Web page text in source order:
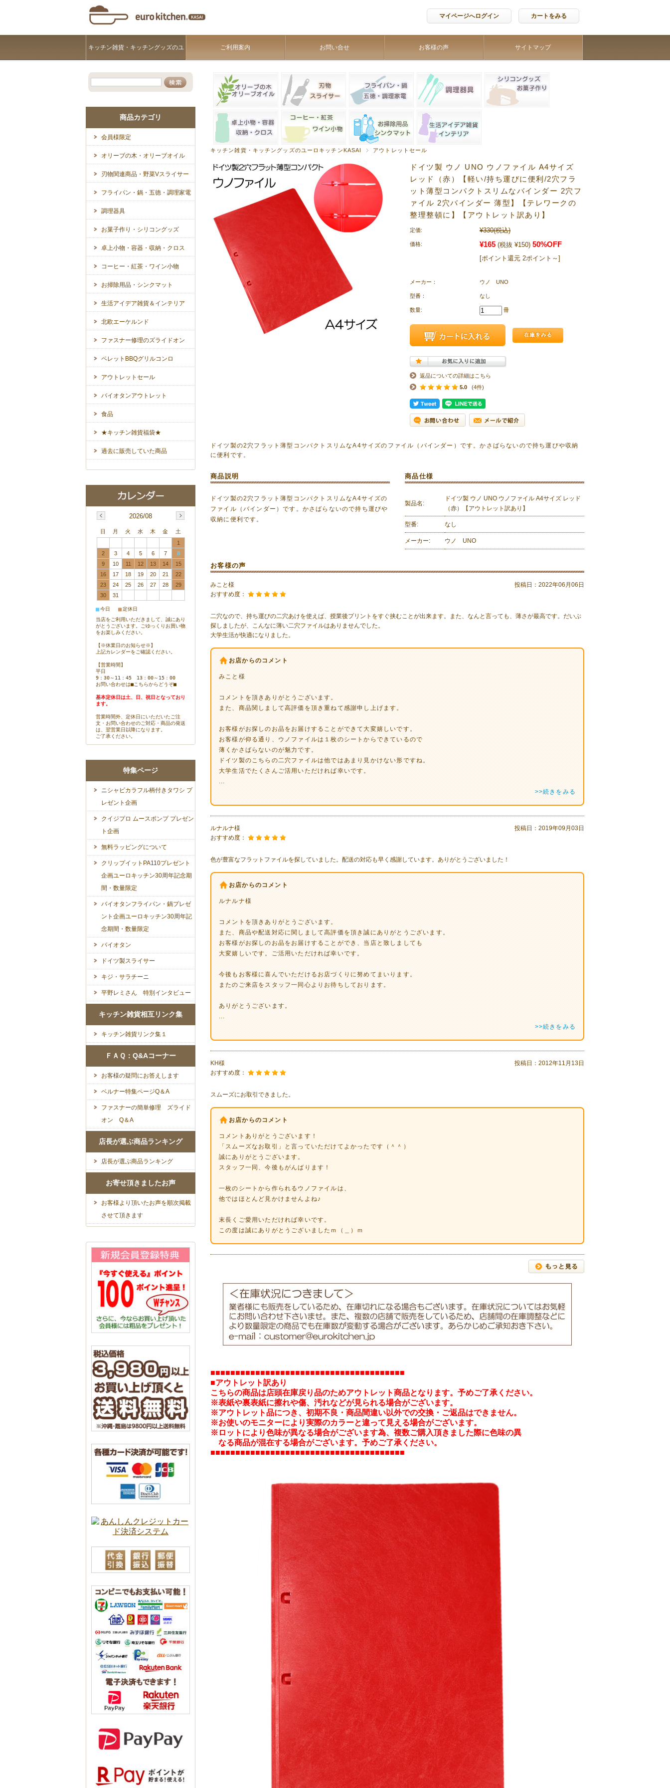
マイページへログイン カートをみる
キッチン雑貨・キッチングッズのユ
ーロキッチンKASAI
ご利用案内 お問い合せ お客様の声 サイトマップ
キッチン雑貨・キッチングッズのユーロキッチンKASAI アウトレットセール
ドイツ製 ウノ UNO ウノファイル A4サイズ
レッド（赤）【軽い/持ち運びに便利/2穴フラ
ット薄型コンパクトスリムなバインダー 2穴フ
ァイル 2穴バインダー 薄型】【テレワークの
整理整頓に】【アウトレット訳あり】
定価: ¥330(税込)
価格: ¥165 (税抜 ¥150) 50%OFF
[ポイント還元 2ポイント～]
メーカー： ウノ UNO
型番： なし
数量: 冊
返品についての詳細はこちら
5.0
(4件)
ドイツ製の2穴フラット薄型コンパクトスリムなA4サイズのファイル（バインダー）です。かさばらないので持ち運びや収納
に便利です。
商品説明
ドイツ製の2穴フラット薄型コンパクトスリムなA4サイズの
ファイル（バインダー）です。かさばらないので持ち運びや
収納に便利です。
商品仕様
製品名:
ドイツ製 ウノ UNO ウノファイル A4サイズ レッド
（赤）【アウトレット訳あり】
型番: なし
メーカー: ウノ UNO
お客様の声
みこと様 投稿日： 2022年06月06日
おすすめ度：
二穴なので、持ち運びの二穴あけを使えば、授業後プリントをすぐ挟むことが出来ます。また、なんと言っても、薄さが最高です。だいぶ
探しましたが、こんなに薄い二穴ファイルはありませんでした。
大学生活が快適になりました。
お店からのコメント
みこと様
コメントを頂きありがとうございます。
また、商品関しまして高評価を頂き重ねて感謝申し上げます。
お客様がお探しのお品をお届けすることができて大変嬉しいです。
お客様が仰る通り、ウノファイルは１枚のシートからできているので
薄くかさばらないのが魅力です。
ドイツ製のこちらの二穴ファイルは他ではあまり見かけない形ですね。
大学生活でたくさんご活用いただければ幸いです。
...
>>続きをみる
ルナルナ様 投稿日： 2019年09月03日
おすすめ度：
色が豊富なフラットファイルを探していました。配送の対応も早く感謝しています。ありがとうございました！
お店からのコメント
ルナルナ様
コメントを頂きありがとうございます。
また、商品や配送対応に関しまして高評価を頂き誠にありがとうございます。
お客様がお探しのお品をお届けすることができ、当店と致しましても
大変嬉しいです。ご活用いただければ幸いです。
今後もお客様に喜んでいただけるお店づくりに努めてまいります。
またのご来店をスタッフ一同心よりお待ちしております。
ありがとうございます。
...
>>続きをみる
KH様 投稿日： 2012年11月13日
おすすめ度：
スムーズにお取引できました。
お店からのコメント
コメントありがとうございます！
「スムーズなお取引」と言っていただけてよかったです（＾＾）
誠にありがとうございます。
スタッフ一同、今後もがんばります！
一枚のシートから作られるウノファイルは、
他ではほとんど見かけませんよね♪
末長くご愛用いただければ幸いです。
この度は誠にありがとうございましたｍ（＿）ｍ
■■■■■■■■■■■■■■■■■■■■■■■■■■■■■■■■■■■■■■■
■アウトレット訳あり
こちらの商品は店頭在庫戻り品のためアウトレット商品となります。予めご了承ください。
※表紙や裏表紙に擦れや傷、汚れなどが見られる場合がございます。
※アウトレット品につき、初期不良・商品間違い以外での交換・ご返品はできません。
※お使いのモニターにより実際のカラーと違って見える場合がございます。
※ロットにより色味が異なる場合がございます為、複数ご購入頂きました際に色味の異
なる商品が混在する場合がございます。予めご了承ください。
■■■■■■■■■■■■■■■■■■■■■■■■■■■■■■■■■■■■■■■
商品カテゴリ
会員様限定
オリーブの木・オリーブオイル
刃物関連商品・野菜Vスライサー
フライパン・鍋・五徳・調理家電
調理器具
お菓子作り・シリコングッズ
卓上小物・容器・収納・クロス
コーヒー・紅茶・ワイン小物
お掃除用品・シンクマット
生活アイデア雑貨＆インテリア
北欧エーケルンド
ファスナー修理のズライドオン
ペレットBBQグリルコンロ
アウトレットセール
バイオタンアウトレット
食品
★キッチン雑貨福袋★
過去に販売していた商品
2026/08
日 月 火 水 木 金
土
1
2
3 4 5 6 7
8
9
10 11 12 13 14
15
16
17 18 19 20 21
22
23
24 25 26 27 28
29
30
31
■今日 ■定休日
当店をご利用いただきまして、誠にあり
がとうございます。ごゆっくりお買い物
をお楽しみください。
【※休業日のお知らせ※】
上記カレンダーをご確認ください。
【営業時間】
平日
9：30～11：45 13：00～15：00
お問い合わせは■こちらからどうぞ■
基本定休日は土、日、祝日となっており
ます。
営業時間外、定休日にいただいたご注
文・お問い合わせのご対応・商品の発送
は、翌営業日以降になります。
ご了承ください。
特集ページ
ニシャビカラフル柄付きタワシ プ
レゼント企画
クイジプロ ムースポンプ プレゼン
ト企画
無料ラッピングについて
クリップイットPA110プレゼント
企画ユーロキッチン30周年記念期
間・数量限定
バイオタンフライパン・鍋プレゼ
ント企画ユーロキッチン30周年記
念期間・数量限定
バイオタン
ドイツ製スライサー
キジ・サラチーニ
平野レミさん 特別インタビュー
キッチン雑貨相互リンク集
キッチン雑貨リンク集１
ＦＡＱ：Q&Aコーナー
お客様の疑問にお答えします
ベルナー特集ページQ＆A
ファスナーの簡単修理 ズライド
オン Q＆A
店長が選ぶ商品ランキング
店長が選ぶ商品ランキング
お寄せ頂きましたお声
お客様より頂いたお声を順次掲載
させて頂きます